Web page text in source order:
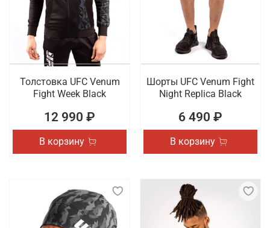
Толстовка UFC Venum
Fight Week Black
12 990 ₽
В корзину
Шорты UFC Venum Fight
Night Replica Black
6 490 ₽
В корзину